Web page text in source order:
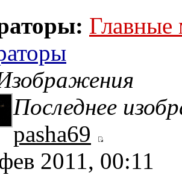
Главные
Последнее
pasha69
2011, 00:11